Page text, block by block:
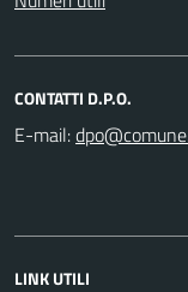
CONTATTI D.P.O.
E-mail:
LINK UTILI